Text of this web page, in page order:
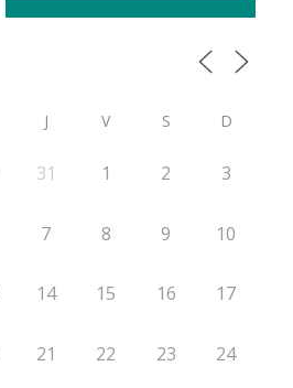
J V S D
31 1 2 3
7 8 9 10
14 15 16 17
21 22 23 24